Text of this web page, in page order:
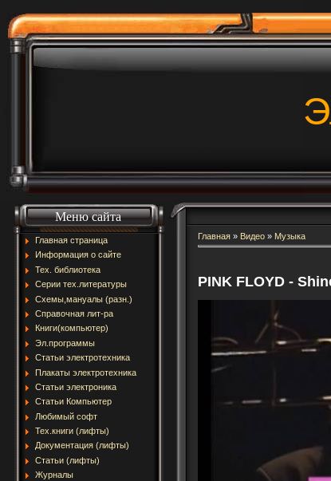
Меню сайта
Главная страница
Информация о сайте
Тех. библиотека
Серии тех.литературы
Схемы,мануалы (разн.)
Справочная лит-ра
Книги(компьютер)
Эл.программы
Статьи электротехника
Плакаты электротехника
Статьи электроника
Статьи Компьютер
Любимый софт
Тех.книги (лифты)
Документация (лифты)
Статьи (лифты)
Журналы
Главная» Видео» Музыка
PINK FLOYD -